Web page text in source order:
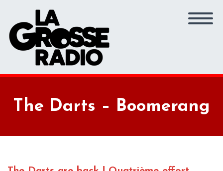
The Darts – Boomerang